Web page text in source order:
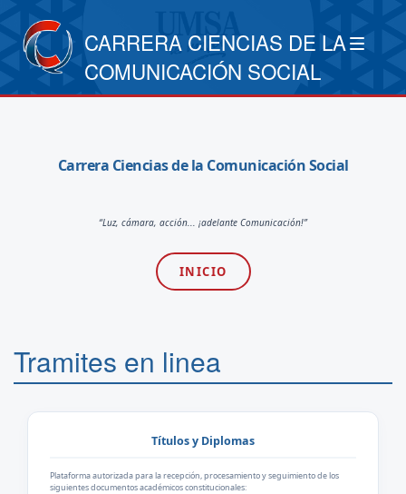
CARRERA CIENCIAS DE LA
COMUNICACIÓN SOCIAL
Carrera Ciencias de la Comunicación Social
“Luz, cámara, acción... ¡adelante Comunicación!”
INICIO
Tramites en linea
Títulos y Diplomas
Plataforma autorizada para la recepción, procesamiento y seguimiento de los
siguientes documentos académicos constitucionales: